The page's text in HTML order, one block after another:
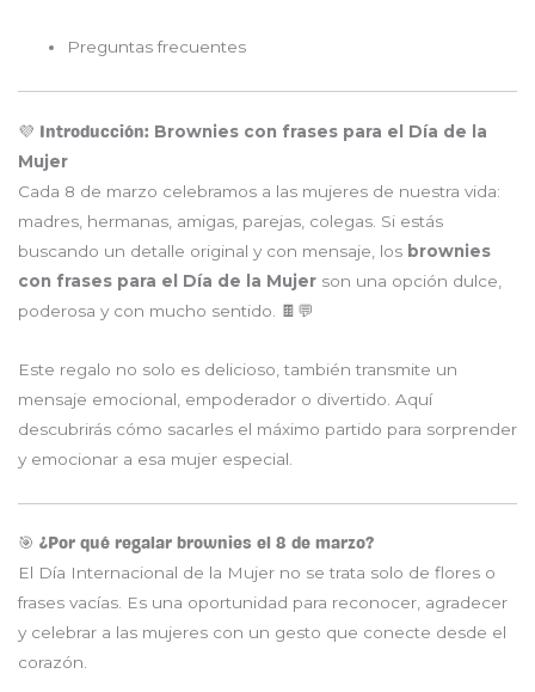
Preguntas frecuentes
💜 Introducción: Brownies con frases para el Día de la
Mujer
Cada 8 de marzo celebramos a las mujeres de nuestra vida:
madres, hermanas, amigas, parejas, colegas. Si estás
buscando un detalle original y con mensaje, los brownies
con frases para el Día de la Mujer son una opción dulce,
poderosa y con mucho sentido. 🍫💬
Este regalo no solo es delicioso, también transmite un
mensaje emocional, empoderador o divertido. Aquí
descubrirás cómo sacarles el máximo partido para sorprender
y emocionar a esa mujer especial.
🎯 ¿Por qué regalar brownies el 8 de marzo?
El Día Internacional de la Mujer no se trata solo de flores o
frases vacías. Es una oportunidad para reconocer, agradecer
y celebrar a las mujeres con un gesto que conecte desde el
corazón.